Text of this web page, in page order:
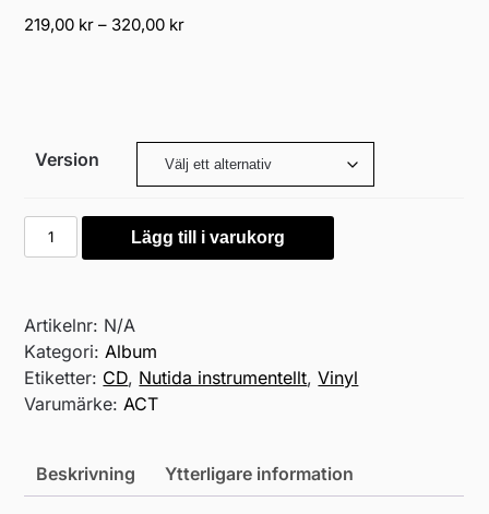
219,00 kr – 320,00 krPrisintervall:
Version
Joel
Lyssarides
Prokopiou
-
Arcs
&
mängd
Lägg till i varukorg
Artikelnr: N/A
Kategori:Album
Etiketter: CD, Nutida instrumentellt,Vinyl
Varumärke:ACT
Beskrivning Ytterligare information